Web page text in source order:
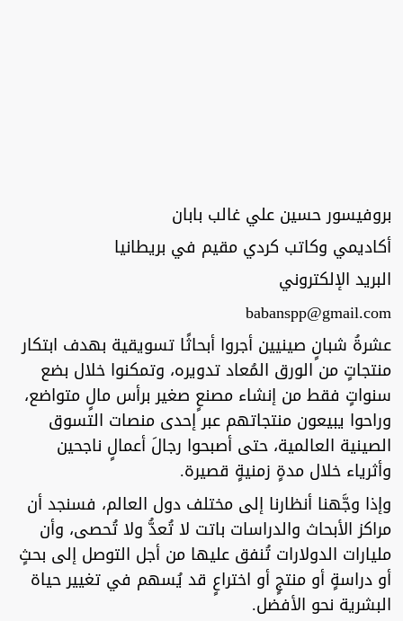
بروفيسور حسين علي غالب بابان
أكاديمي وكاتب كردي مقيم في بريطانيا
البريد الإلكتروني
babanspp@gmail.com
عشرةُ شبانٍ صينيين أجروا أبحاثًا تسويقية بهدف ابتكار
منتجاتٍ من الورق المُعاد تدويره، وتمكنوا خلال بضع
سنواتٍ فقط من إنشاء مصنعٍ صغير برأس مالٍ متواضع،
وراحوا يبيعون منتجاتهم عبر إحدى منصات التسوق
الصينية العالمية، حتى أصبحوا رجالَ أعمالٍ ناجحين
وأثرياء خلال مدةٍ زمنيةٍ قصيرة.
وإذا وجَّهنا أنظارنا إلى مختلف دول العالم، فسنجد أن
مراكز الأبحاث والدراسات باتت لا تُعدُّ ولا تُحصى، وأن
مليارات الدولارات تُنفق عليها من أجل التوصل إلى بحثٍ
أو دراسةٍ أو منتجٍ أو اختراعٍ قد يُسهم في تغيير حياة
البشرية نحو الأفضل.